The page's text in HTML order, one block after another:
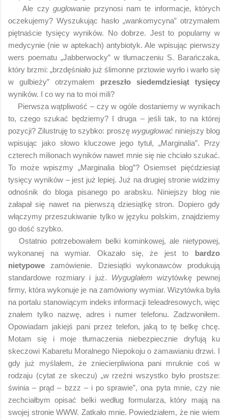
Ale czyguglowanie przynosi nam te informacje, których
oczekujemy? Wyszukując hasło „wankomycyna” otrzymałem
piętnaście tysięcy wyników. No dobrze. Jest to popularny w
medycynie (nie w aptekach) antybiotyk. Ale wpisując pierwszy
wers poematu „Jabberwocky” w tłumaczeniu S. Barańczaka,
który brzmi: „brzdęśniało już ślimonne prztowie wyrło i warło się
w gulbieży” otrzymałem przeszło siedemdziesiąt tysięcy
wyników. I co wy na to moi mili?
Pierwsza wątpliwość – czy w ogóle dostaniemy w wynikach
to, czego szukać będziemy? I druga – jeśli tak, to na której
pozycji? Zilustruję to szybko: proszę wyguglowaćniniejszy blog
wpisując jako słowo kluczowe jego tytuł, „Marginalia”. Przy
czterech milionach wyników nawet mnie się nie chciało szukać.
To może wpiszmy „Marginalia blog”? Osiemset pięćdziesiąt
tysięcy wyników – jest już lepiej. Już na drugiej stronie widzimy
odnośnik do bloga pisanego po arabsku. Niniejszy blog nie
załapał się nawet na pierwszą dziesiątkę stron. Dopiero gdy
włączymy przeszukiwanie tylko w języku polskim, znajdziemy
go dość szybko.
Ostatnio potrzebowałem belki kominkowej, ale nietypowej,
wykonanej na wymiar. Okazało się, że jest to bardzo
nietypowe zamówienie. Dziesiątki wykonawców produkują
standardowe rozmiary i już. Wyguglałem wizytówkę pewnej
firmy, która wykonuje je na zamówiony wymiar. Wizytówka była
na portalu stanowiącym indeks informacji teleadresowych, więc
znałem tylko nazwę, adres i numer telefonu. Zadzwoniłem.
Opowiadam jakiejś pani przez telefon, jaką to tę belkę chcę.
Motam się i moje tłumaczenia niebezpiecznie dryfują ku
skeczowi Kabaretu Moralnego Niepokoju o zamawianiu drzwi. I
gdy już myślałem, że zniecierpliwiona pani mruknie coś w
rodzaju (cytat ze skeczu) „w rzeźni wszystko było prostsze:
świnia – prąd – bzzz – i po sprawie”, ona pyta mnie, czy nie
zechciałbym opisać belki według formularza, który mają na
swojej stronie WWW. Zatkało mnie. Powiedziałem, że nie wiem